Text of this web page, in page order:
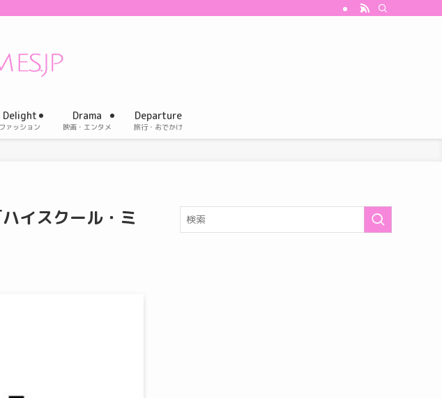
Delight
ファッション
Drama
映画・エンタメ
Departure
旅行・おでかけ
イスクール・ミ